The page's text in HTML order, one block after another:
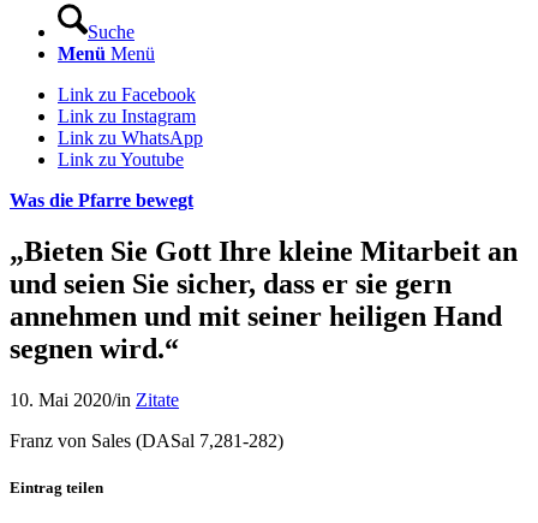
Suche
Menü Menü
Link zu Facebook
Link zu Instagram
Link zu WhatsApp
Link zu Youtube
Was die Pfarre bewegt
„Bieten Sie Gott Ihre kleine Mitarbeit an
und seien Sie sicher, dass er sie gern
annehmen und mit seiner heiligen Hand
segnen wird.“
10. Mai 2020/in Zitate
Franz von Sales (DASal 7,281-282)
Eintrag teilen